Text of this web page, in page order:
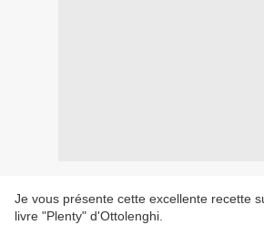
Je vous présente cette excellente recette
livre "Plenty" d'Ottolenghi.